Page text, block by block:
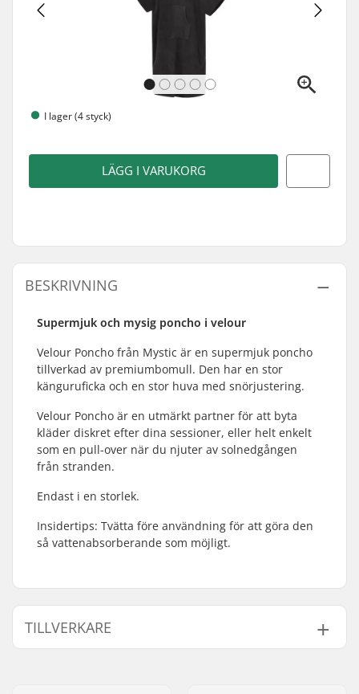
I lager (4 styck)
LÄGG I VARUKORG
BESKRIVNING
Supermjuk och mysig poncho i velour
Velour Poncho från Mystic är en supermjuk poncho
tillverkad av premiumbomull. Den har en stor
känguruficka och en stor huva med snörjustering.
Velour Poncho är en utmärkt partner för att byta
kläder diskret efter dina sessioner, eller helt enkelt
som en pull-over när du njuter av solnedgången
från stranden.
Endast i en storlek.
Insidertips: Tvätta före användning för att göra den
så vattenabsorberande som möjligt.
TILLVERKARE